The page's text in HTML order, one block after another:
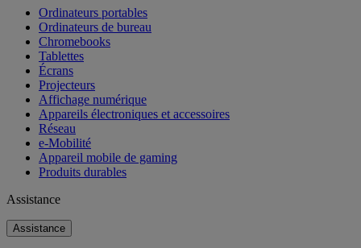
Ordinateurs portables
Ordinateurs de bureau
Chromebooks
Tablettes
Écrans
Projecteurs
Affichage numérique
Appareils électroniques et accessoires
Réseau
e-Mobilité
Appareil mobile de gaming
Produits durables
Assistance
Assistance